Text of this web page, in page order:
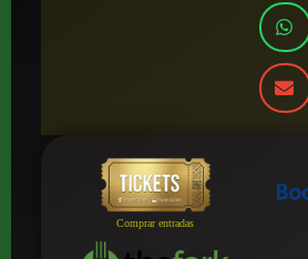
Comprar entradas